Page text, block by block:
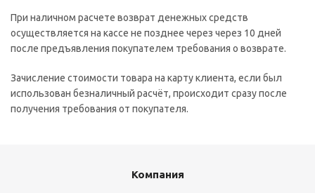
При наличном расчете возврат денежных средств
осуществляется на кассе не позднее через через 10 дней
после предъявления покупателем требования о возврате.
Зачисление стоимости товара на карту клиента, если был
использован безналичный расчёт, происходит сразу после
получения требования от покупателя.
Компания